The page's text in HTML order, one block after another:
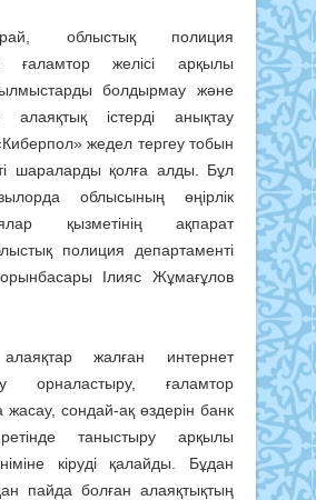
облыстық полиция
ғаламтор желісі арқылы
болдырмау және
алаяқтық істерді анықтау
жедел тергеу тобын
шараларды қолға алды. Бұл
облысының өңірлік
қызметінің ақпарат
полиция департаменті
Ілияс Жұмағұлов
жалған интернет
орналастыру, ғаламтор
сондай-ақ өздерін банк
таныстыру арқылы
кіруді қалайды. Бұдан
пайда болған алаяқтықтың